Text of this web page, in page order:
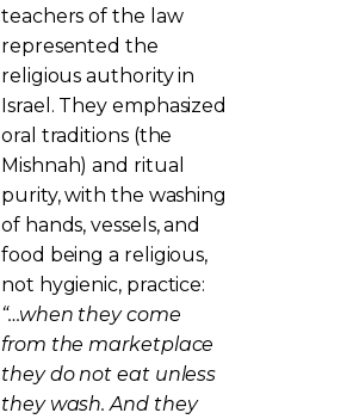
teachers of the law
represented the
religious authority in
Israel. They emphasized
oral traditions (the
Mishnah) and ritual
purity, with the washing
of hands, vessels, and
food being a religious,
not hygienic, practice:
“…when they come
from the marketplace
they do not eat unless
they wash. And they